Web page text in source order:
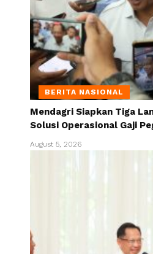
BERITA NASIONAL
Mendagri Siapkan Tiga
Solusi Operasional Gaji
August 5, 2026